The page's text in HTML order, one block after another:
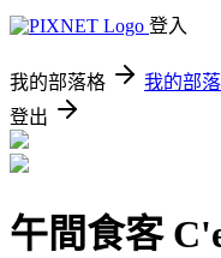
登入
我的部落格 我的部
登出
午間食客